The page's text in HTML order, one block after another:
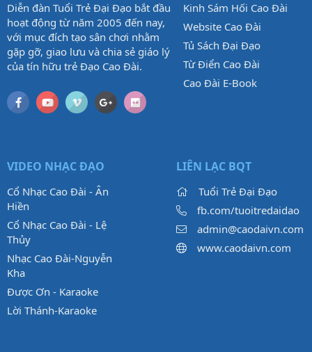
Diễn đàn Tuổi Trẻ Đại Đạo bắt đầu
hoạt động từ năm 2005 đến nay,
với mục đích tạo sân chơi nhằm
gặp gỡ, giao lưu và chia sẻ giáo lý
của tín hữu trẻ Đạo Cao Đài.
Kinh Sám Hối Cao Đài
Website Cao Đài
Tủ Sách Đại Đạo
Từ Điển Cao Đài
Cao Đài E-Book
VIDEO NHẠC ĐẠO
Cổ Nhạc Cao Đài - Ân
Hiền
Cổ Nhạc Cao Đài - Lệ
Thủy
Nhạc Cao Đài-Nguyễn
Kha
Được Ơn - Karaoke
Lời Thánh-Karaoke
LIÊN LẠC BQT
Tuổi Trẻ Đại Đạo
fb.com/tuoitredaidao
admin@caodaivn.com
www.caodaivn.com